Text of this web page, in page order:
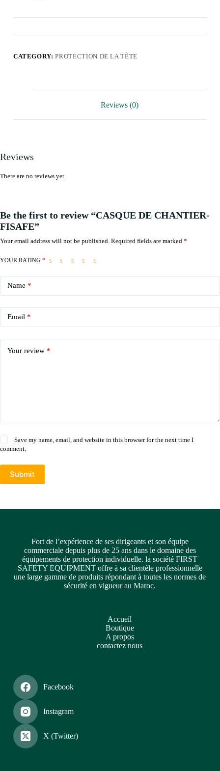
CATEGORY:PROTECTION DE LA TÊTE
Reviews (0)
Reviews
There are no reviews yet.
Be the first to review “CASQUE DE CHANTIER-
FISAFE”
Your email address will not be published. Required fields are marked *
YOUR RATING *
Name *
Email *
Your review *
Save my name, email, and website in this browser for the next time I
comment.
Submit
Fort de l’expérience de ses dirigeants et son équipe
commerciale depuis plus de 25 ans dans le domaine des
équipements de protection individuelle. la société FIRST
SAFETY EQUIPMENT offre à sa clientèle professionnelle
une large gamme de produits répondant à toutes les normes de
sécurité en vigueur au Maroc.
Accueil
Boutique
A propos
contactez nous
Facebook
Instagram
X (Twitter)